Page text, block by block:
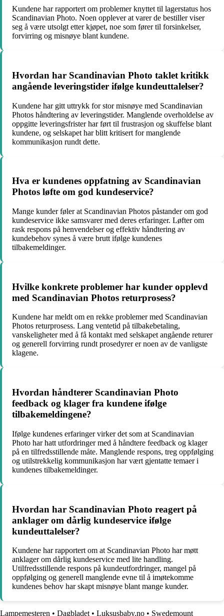
Kundene har rapportert om problemer knyttet til lagerstatus hos
Scandinavian Photo. Noen opplever at varer de bestiller viser
seg å være utsolgt etter kjøpet, noe som fører til forsinkelser,
forvirring og misnøye blant kundene.
Hvordan har Scandinavian Photo taklet kritikk
angående leveringstider ifølge kundeuttalelser?
Kundene har gitt uttrykk for stor misnøye med Scandinavian
Photos håndtering av leveringstider. Manglende overholdelse av
oppgitte leveringsfrister har ført til frustrasjon og skuffelse blant
kundene, og selskapet har blitt kritisert for manglende
kommunikasjon rundt dette.
Hva er kundenes oppfatning av Scandinavian
Photos løfte om god kundeservice?
Mange kunder føler at Scandinavian Photos påstander om god
kundeservice ikke samsvarer med deres erfaringer. Løfter om
rask respons på henvendelser og effektiv håndtering av
kundebehov synes å være brutt ifølge kundenes
tilbakemeldinger.
Hvilke konkrete problemer har kunder opplevd
med Scandinavian Photos returprosess?
Kundene har meldt om en rekke problemer med Scandinavian
Photos returprosess. Lang ventetid på tilbakebetaling,
vanskeligheter med å få kontakt med selskapet angående returer
og generell forvirring rundt prosedyrer er noen av de vanligste
klagene.
Hvordan håndterer Scandinavian Photo
feedback og klager fra kundene ifølge
tilbakemeldingene?
Ifølge kundenes erfaringer virker det som at Scandinavian
Photo har hatt utfordringer med å håndtere feedback og klager
på en tilfredsstillende måte. Manglende respons, treg oppfølging
og utilstrekkelig kommunikasjon har vært gjentatte temaer i
kundenes tilbakemeldinger.
Hvordan har Scandinavian Photo reagert på
anklager om dårlig kundeservice ifølge
kundeuttalelser?
Kundene har rapportert om at Scandinavian Photo har møtt
anklager om dårlig kundeservice med lite handling.
Utilfredsstillende respons på kundeutfordringer, mangel på
oppfølging og generell manglende evne til å imøtekomme
kundenes behov har skapt misnøye blant mange kunder.
Lampemesteren • Dagbladet • Luksusbaby.no • Swedemount